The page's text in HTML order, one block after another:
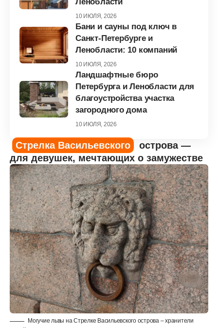
Ленобласти
10 ИЮЛЯ, 2026
Бани и сауны под ключ в
Санкт-Петербурге и
Ленобласти: 10 компаний
10 ИЮЛЯ, 2026
Ландшафтные бюро
Петербурга и Ленобласти для
благоустройства участка
загородного дома
10 ИЮЛЯ, 2026
Стрелка Васильевского
острова —
для девушек, мечтающих о замужестве
Могучие львы на Стрелке Васильевского острова – хранители